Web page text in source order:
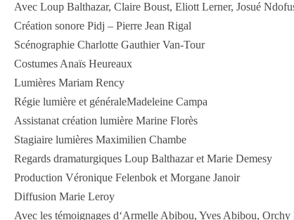
Avec Loup Balthazar, Claire Boust, Eliott Lerner, Josué
Création sonore Pidj – Pierre Jean Rigal
Scénographie Charlotte Gauthier Van-Tour
Costumes Anaïs Heureaux
Lumières Mariam Rency
Régie lumière et généraleMadeleine Campa
Assistanat création lumière Marine Florès
Stagiaire lumières Maximilien Chambe
Regards dramaturgiques Loup Baltha­zar et Marie Demesy
Produc­tion Véronique Felen­bok et Morgane Janoir
Diffu­sion Marie Leroy
Avec les témoignages d‘Armelle Abibou, Yves Abibou,